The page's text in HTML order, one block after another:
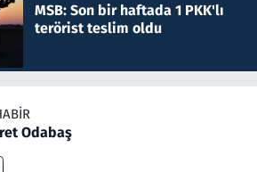
MSB: Son bir haftada 1 PKK'lı
terörist teslim oldu
Odabaş